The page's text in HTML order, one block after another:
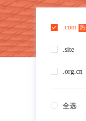
.com 热
.site
.org.cn
全选